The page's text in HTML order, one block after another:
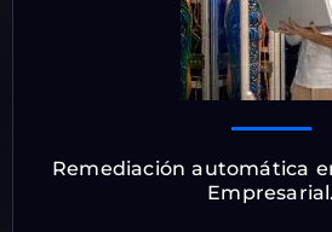
Remediación automática
Empresarial.